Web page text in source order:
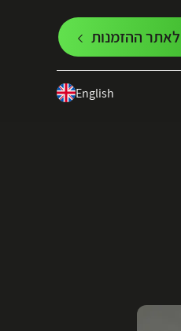
לאתר ההזמנות
English